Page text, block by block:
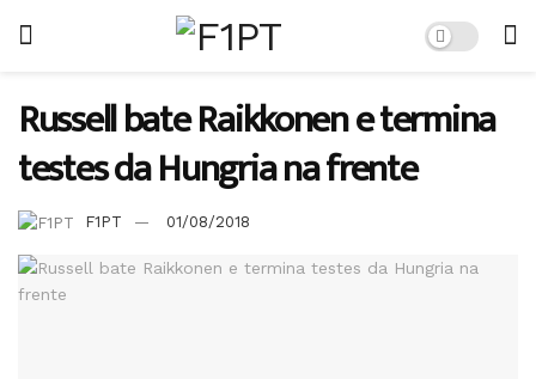
Russell bate Raikkonen e termina
testes da Hungria na frente
F1PT 01/08/2018